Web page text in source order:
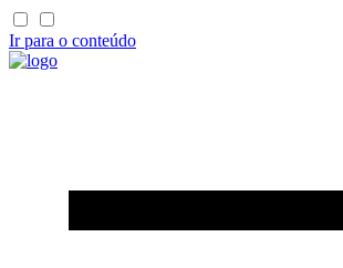
Ir para o conteúdo